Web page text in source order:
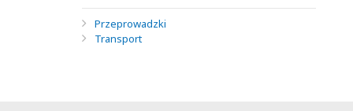
Przeprowadzki
Transport